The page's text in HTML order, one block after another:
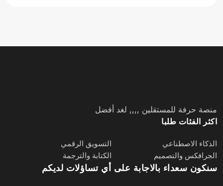
منصة حرفة للمستقلين ,,,, لغد أفضل
اكثر الفئات طلبا
الذكاء الاصطناعي
التسويق الرقمي
الجرافكس والتصميم
الكتابة والترجمة
سنكون سعداء بالاجابة على أي تساؤلات لديكم